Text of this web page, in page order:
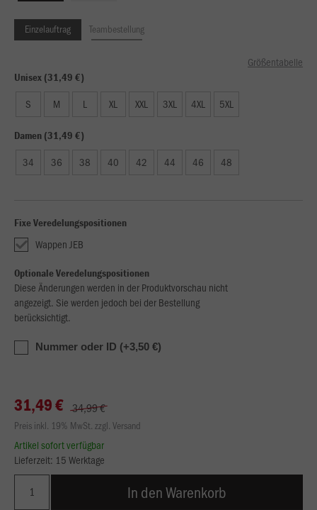
Einzelauftrag Teambestellung
Größentabelle
Unisex (31,49 €)
S M L XL XXL 3XL 4XL 5XL
Damen (31,49 €)
34 36 38 40 42 44 46 48
Fixe Veredelungspositionen
Wappen JEB
Optionale Veredelungspositionen
Diese Änderungen werden in der Produktvorschau nicht
angezeigt. Sie werden jedoch bei der Bestellung
berücksichtigt.
Nummer oder ID (+3,50 €)
31,49 € 34,99 €
Preis inkl. 19% MwSt. zzgl. Versand
Artikel sofort verfügbar
Lieferzeit: 15 Werktage
In den Warenkorb